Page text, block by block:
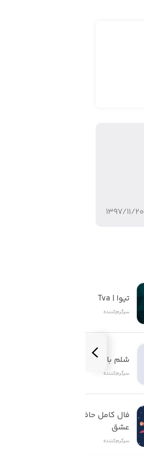
۱۳۹۷/۱۱/۲۰
تیوا | Tva
سرگرم‌کننده
شلم باز | ShelemBaz
سرگرم‌کننده
عشق
سرگرم‌کننده